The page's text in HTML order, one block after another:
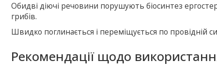
Обидві діючі речовини порушують біосинтез
грибів.
Швидко поглинається і переміщується по провідній
Рекомендації щодо